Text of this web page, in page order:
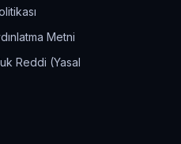
Metni
Reddi (Yasal